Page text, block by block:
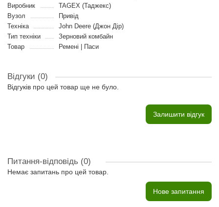
Виробник
TAGEX (Таджекс)
Вузол
Привід
Техніка
John Deere (Джон Дір)
Тип техніки
Зерновий комбайн
Товар
Ремені | Паси
Відгуки (0)
Відгуків про цей товар ще не було.
Залишити відгук
Питання-відповідь (0)
Немає запитань про цей товар.
Нове запитання